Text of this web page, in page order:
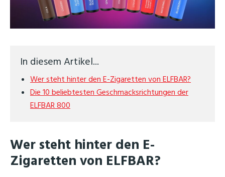
In diesem Artikel...
Wer steht hinter den E-Zigaretten von ELFBAR?
Die 10 beliebtesten Geschmacksrichtungen der
ELFBAR 800
Wer steht hinter den E-
Zigaretten von ELFBAR?